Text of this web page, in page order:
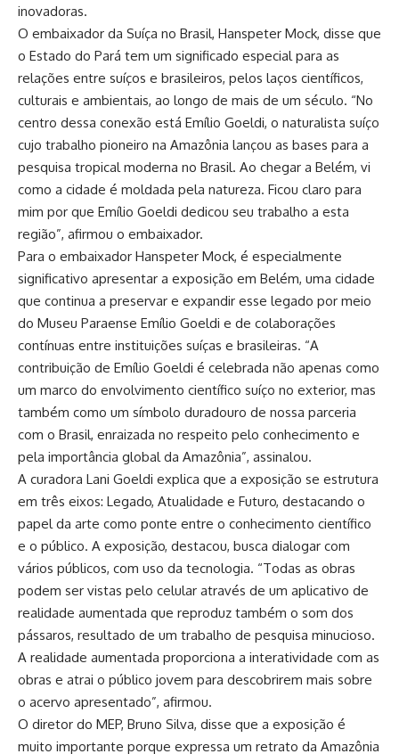
inovadoras.
O embaixador da Suíça no Brasil, Hanspeter Mock, disse que
o Estado do Pará tem um significado especial para as
relações entre suíços e brasileiros, pelos laços científicos,
culturais e ambientais, ao longo de mais de um século. “No
centro dessa conexão está Emílio Goeldi, o naturalista suíço
cujo trabalho pioneiro na Amazônia lançou as bases para a
pesquisa tropical moderna no Brasil. Ao chegar a Belém, vi
como a cidade é moldada pela natureza. Ficou claro para
mim por que Emílio Goeldi dedicou seu trabalho a esta
região”, afirmou o embaixador.
Para o embaixador Hanspeter Mock, é especialmente
significativo apresentar a exposição em Belém, uma cidade
que continua a preservar e expandir esse legado por meio
do Museu Paraense Emílio Goeldi e de colaborações
contínuas entre instituições suíças e brasileiras. “A
contribuição de Emílio Goeldi é celebrada não apenas como
um marco do envolvimento científico suíço no exterior, mas
também como um símbolo duradouro de nossa parceria
com o Brasil, enraizada no respeito pelo conhecimento e
pela importância global da Amazônia”, assinalou.
A curadora Lani Goeldi explica que a exposição se estrutura
em três eixos: Legado, Atualidade e Futuro, destacando o
papel da arte como ponte entre o conhecimento científico
e o público. A exposição, destacou, busca dialogar com
vários públicos, com uso da tecnologia. “Todas as obras
podem ser vistas pelo celular através de um aplicativo de
realidade aumentada que reproduz também o som dos
pássaros, resultado de um trabalho de pesquisa minucioso.
A realidade aumentada proporciona a interatividade com as
obras e atrai o público jovem para descobrirem mais sobre
o acervo apresentado”, afirmou.
O diretor do MEP, Bruno Silva, disse que a exposição é
muito importante porque expressa um retrato da Amazônia